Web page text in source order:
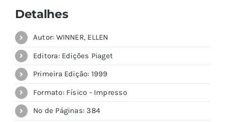
Detalhes
Autor: WINNER, ELLEN
Editora: Edições Piaget
Primeira Edição: 1999
Formato: Físico - Impresso
Nº de Páginas: 384